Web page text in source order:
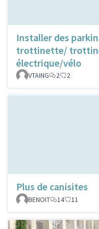
Installer des
trottinette/
électrique/vélo
VTAING 2 2
Plus de canisites
BENOIT
14 11